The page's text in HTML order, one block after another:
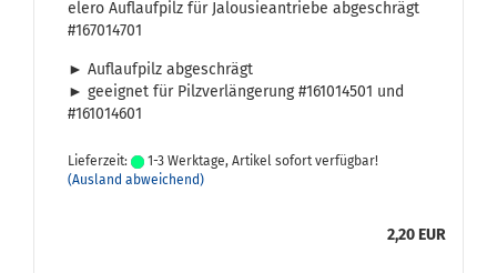
elero Auf­lauf­pilz für Ja­lou­sie­an­trie­be ab­ge­schrägt
#167014701
► Auf­lauf­pilz ab­ge­schrägt
► ge­eig­net für Pilz­ver­län­ge­rung #161014501 und
#161014601
Lieferzeit:
1-3 Werktage, Artikel sofort verfügbar!
(Ausland abweichend)
2,20 EUR